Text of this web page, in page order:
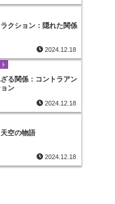
クション：隠れた関係
2024.12.18
る関係：コントラアン
ン
2024.12.18
空の物語
2024.12.18